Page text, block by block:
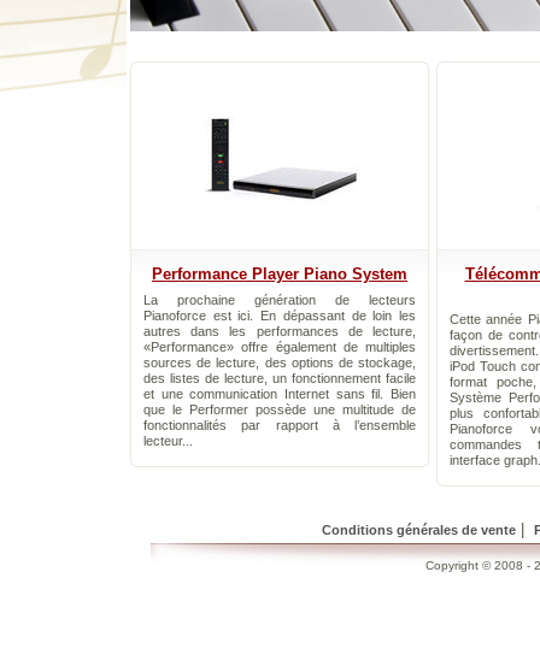
Performance Player Piano System
La prochaine génération de lecteurs
Pianoforce est ici. En dépassant de loin les
autres dans les performances de lecture,
«Performance» offre également de multiples
sources de lecture, des options de stockage,
des listes de lecture, un fonctionnement facile
et une communication Internet sans fil. Bien
que le Performer possède une multitude de
fonctionnalités par rapport à l’ensemble
lecteur...
Cette année
façon de
iPod Touch
format
Système
plus
Pianoforce
interface
Conditions générales de vente
Copyright © 2008 -